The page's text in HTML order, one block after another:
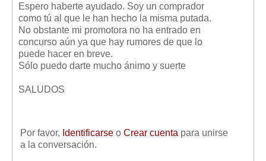
Espero haberte ayudado. Soy un comprador
como tú al que le han hecho la misma putada.
No obstante mi promotora no ha entrado en
concurso aún ya que hay rumores de que lo
puede hacer en breve.
Sólo puedo darte mucho ánimo y suerte
SALUDOS
Por favor, Identificarse o Crear cuenta para unirse
a la conversación.